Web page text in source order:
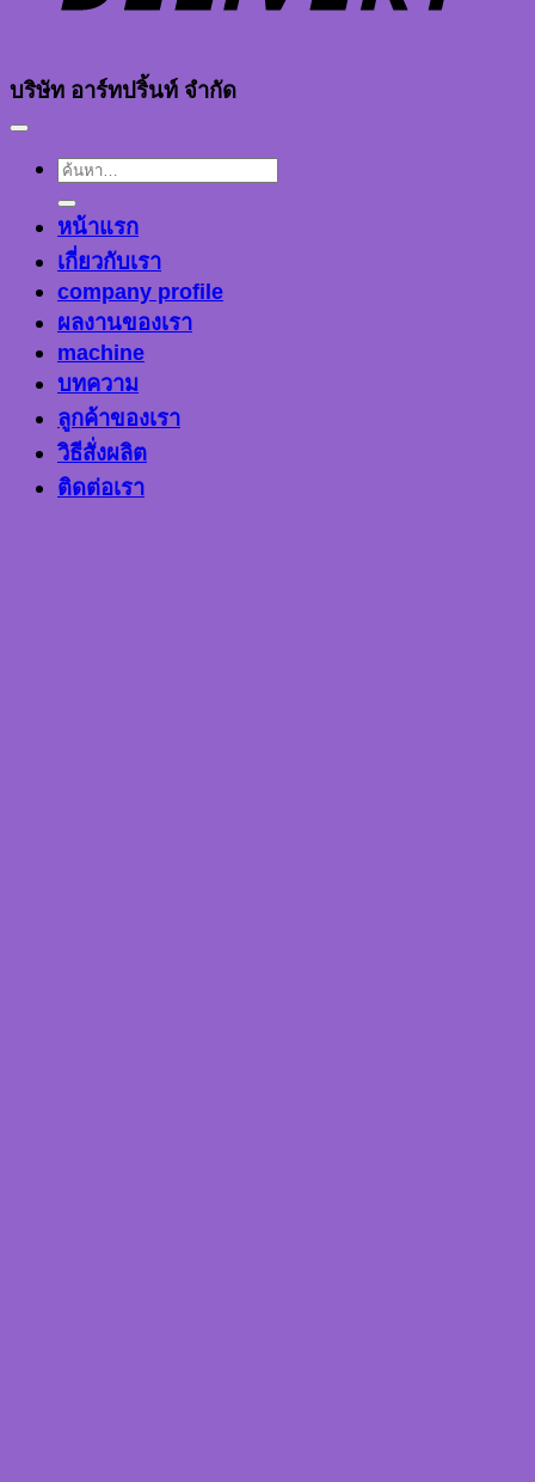
บริษัท อาร์ทปริ้นท์ จำกัด
ค้นหา:
หน้าแรก
เกี่ยวกับเรา
company profile
ผลงานของเรา
machine
บทความ
ลูกค้าของเรา
วิธีสั่งผลิต
ติดต่อเรา